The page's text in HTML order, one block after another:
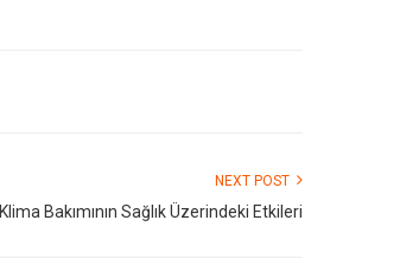
NEXT POST
Klima Bakımının Sağlık Üzerindeki Etkileri